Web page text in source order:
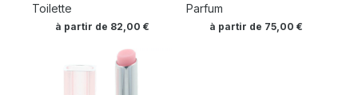
Toilette
à partir de 82,00 €
Parfum
à partir de 75,00 €